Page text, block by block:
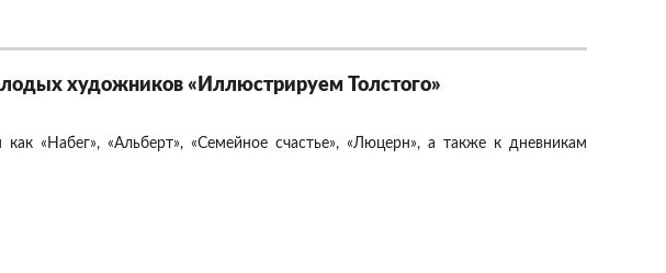
художников «Иллюстрируем Толстого»
«Набег», «Альберт», «Семейное счастье», «Люцерн», а также к дневникам